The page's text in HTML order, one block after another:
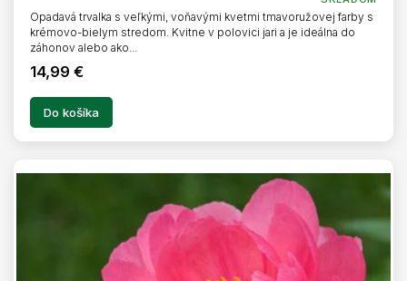
14,99 €
Do košíka
Opadavá trvalka s veľkými, voňavými kvetmi tmavoružovej farby s
krémovo-bielym stredom. Kvitne v polovici jari a je ideálna do
záhonov alebo ako...